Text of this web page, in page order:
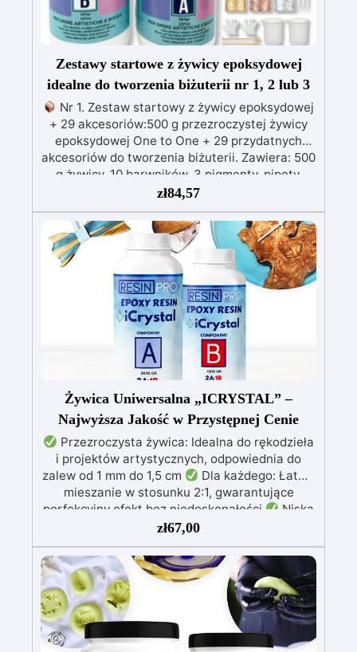
Zestawy startowe z żywicy epoksydowej
idealne do tworzenia biżuterii nr 1, 2 lub 3
Nr 1. Zestaw startowy z żywicy epoksydowej
+ 29 akcesoriów:500 g przezroczystej żywicy
epoksydowej One to One + 29 przydatnych
akcesoriów do tworzenia biżuterii. Zawiera: 500
g żywicy, 10 barwników, 3 pigmenty, pipety,
Nr 2. Zestaw startowy z żywicy epoksydowej
+ 100 akcesoriów:500 g przezroczystej żywicy
epoksydowej One to One + 100 przydatnych
akcesoriów do tworzenia biżuterii. Zawiera: 500
g żywicy, 12 dodatków dekoracyjnych, suszone
kwiaty, silikonową formę z literami, breloczki,
końcówki do miniwiertarki, ponad 100
elementów.
zł84,57
Żywica Uniwersalna „ICRYSTAL” –
Najwyższa Jakość w Przystępnej Cenie
Przezroczysta żywica: Idealna do rękodzieła
i projektów artystycznych, odpowiednia do
zalew od 1 mm do 1,5 cm
Dla każdego: Łatwe
mieszanie w stosunku 2:1, gwarantujące
perfekcyjny efekt bez niedoskonałości
Niska
lepkość: Zapewnia odlewy bez pęcherzyków,
kompatybilna z drewnem, silikonem, szkłem,
metalem i innymi materiałami
Bezpieczna po
utwardzeniu: Nietoksyczna, bezpieczna dla
skóry, wolna od BPA i rozpuszczalników (VOC
Free)
Błyszcząca i samopoziomująca: Z
filtrami UV przeciw żółknięciu dla trwałego i
lśniącego wykończenia
zł67,00